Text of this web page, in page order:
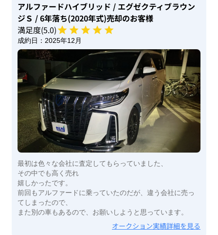
アルファードハイブリッド / エグゼクティブラウン
ジＳ / 6年落ち(2020年式)売却のお客様
満足度(5.0)
成約日： 2025年12月
最初は色々な会社に査定してもらっていました、
その中でも高く売れ
嬉しかったです。
前回もアルファードに乗っていたのだが、違う会社に売っ
てしまったので、
また別の車もあるので、お願いしようと思っています。
オークション実績詳細を見る